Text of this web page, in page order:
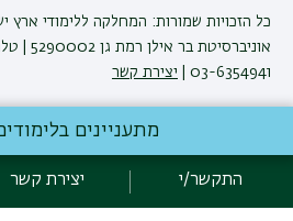
כל הזכויות שמורות: המחלקה ללימודי ארץ
03-6354941 |
יצירת קשר
אגף תקשוב, אוניברסיטת בר-אילן
אקדימה בר-אילן
מתעניינים
התקשר/י יצירת קשר